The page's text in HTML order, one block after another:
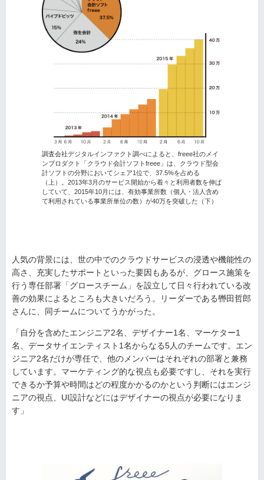
調査会社デジタルインファクト調べによると、freee社のメイ
ンプロダクト「クラウド会計ソフトfreee」は、クラウド型会
計ソフトの分野においてシェア1位で、37.5%を占める
（上）。2013年3月のサービス開始から着々と利用者数を伸ば
していて、2015年10月には、有効事業所数（個人・法人含め
て利用されている事業所単位の数）が40万を突破した（下）
人気の背景には、世の中でのクラウドサービスの浸透や機能性の
高さ、充実したサポートといった要因もあるが、グロース施策を
行う専任部署「グロースチーム」を設立して日々行われている改
善の効果によるところも大きいだろう。リーダーである轡田哲郎
さんに、同チームについてうかがった。
「自分を含めたエンジニア2名、デザイナー1名、マーケター1
名、データサイエンティスト1名からなる5人のチームです。エン
ジニア2名だけが専任で、他のメンバーはそれぞれの部署と兼務
しています。マーケティング的な視点も必要ですし、それを実行
できるか予算や時間はどの程度かかるのかという判断にはエンジ
ニアの視点、UI設計などにはデザイナーの視点が必要になりま
す」